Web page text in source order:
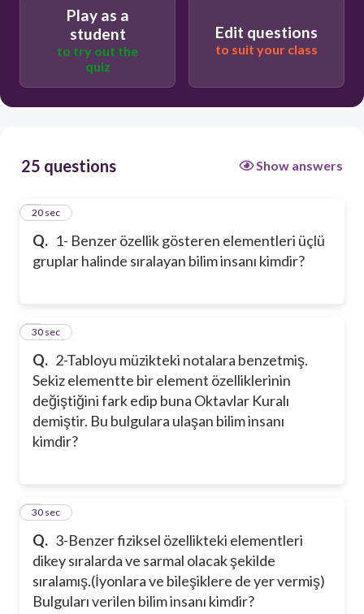
Play as a
student
to try out the
quiz
Edit questions
to suit your class
25 questions Show answers
Q. 1- Benzer özellik gösteren elementleri üçlü
gruplar halinde sıralayan bilim insanı kimdir?
1
20 sec
Q. 2-Tabloyu müzikteki notalara benzetmiş.
Sekiz elementte bir element özelliklerinin
değiştiğini fark edip buna Oktavlar Kuralı
demiştir. Bu bulgulara ulaşan bilim insanı
kimdir?
2
30 sec
Q. 3-Benzer fiziksel özellikteki elementleri
dikey sıralarda ve sarmal olacak şekilde
sıralamış.(İyonlara ve bileşiklere de yer vermiş)
Bulguları verilen bilim insanı kimdir?
3
30 sec